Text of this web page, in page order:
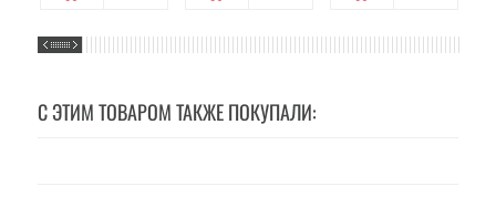
С ЭТИМ ТОВАРОМ ТАКЖЕ ПОКУПАЛИ: